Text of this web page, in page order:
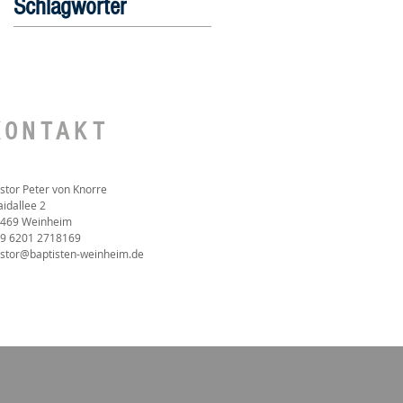
Schlagwörter
Peter von Knorre
2
Weinheim
6201 2718169‬
weinheim.de